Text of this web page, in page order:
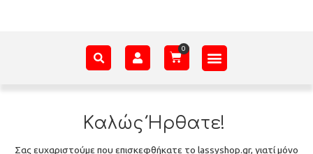
Καλώς Ήρθατε!
Σας ευχαριστούμε που επισκεφθήκατε το lassyshop.gr, γιατί μόνο